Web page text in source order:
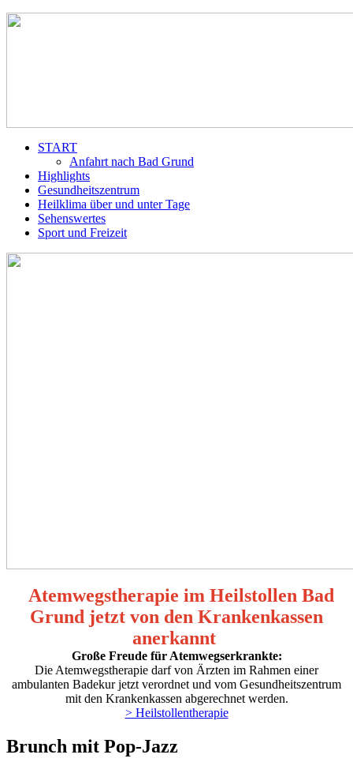
START
Anfahrt nach Bad Grund
Highlights
Gesundheitszentrum
Heilklima über und unter Tage
Sehenswertes
Sport und Freizeit
Atemwegstherapie im Heilstollen Bad
Grund jetzt von den Krankenkassen
anerkannt
Große Freude für Atemwegserkrankte:
Die Atem­wegstherapie darf von Ärzten im Rahmen einer
ambulanten Badekur jetzt verordnet und vom Gesundheits­zentrum
mit den Krankenkassen abgerechnet werden.
> Heilstollentherapie
Brunch mit Pop-Jazz